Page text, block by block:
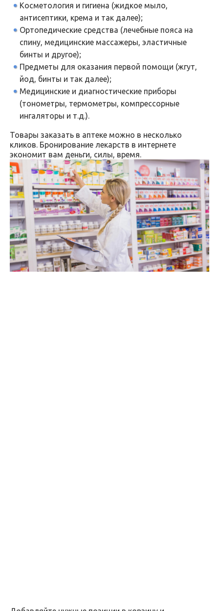
Косметология и гигиена (жидкое мыло,
антисептики, крема и так далее);
Ортопедические средства (лечебные пояса на
спину, медицинские массажеры, эластичные
бинты и другое);
Предметы для оказания первой помощи (жгут,
йод, бинты и так далее);
Медицинские и диагностические приборы
(тонометры, термометры, компрессорные
ингаляторы и т.д.).
Товары заказать в аптеке можно в несколько
кликов. Бронирование лекарств в интернете
экономит вам деньги, силы, время.